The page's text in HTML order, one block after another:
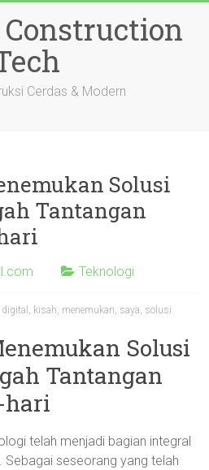
Construction
Cerdas & Modern
Solusi
Tantangan
Teknologi
digital , kisah, menemukan, saya, solusi
Solusi
Tantangan
hari
telah menjadi bagian integral
Sebagai seseorang yang telah